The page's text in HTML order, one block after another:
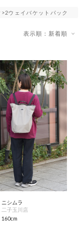
ウェイバケットパック
表示順：新着順
ニシムラ
二子玉川店
160cm